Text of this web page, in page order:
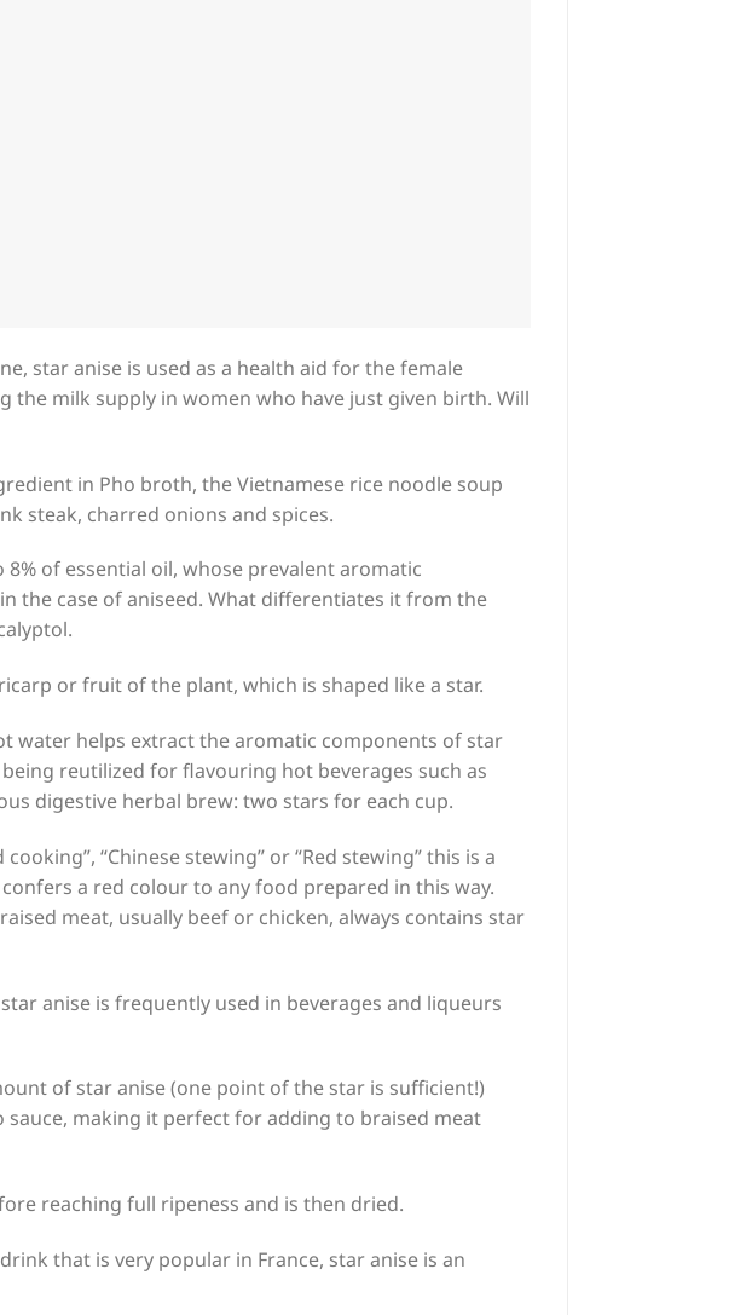
star anise is used as a health aid for the female
the milk supply in women who have just given birth. Will
in Pho broth, the Vietnamese rice noodle soup
steak, charred onions and spices.
of essential oil, whose prevalent aromatic
the case of aniseed. What differentiates it from the
or fruit of the plant, which is shaped like a star.
water helps extract the aromatic components of star
reutilized for flavouring hot beverages such as
digestive herbal brew: two stars for each cup.
“Chinese stewing” or “Red stewing” this is a
a red colour to any food prepared in this way.
meat, usually beef or chicken, always contains star
anise is frequently used in beverages and liqueurs
of star anise (one point of the star is sufficient!)
sauce, making it perfect for adding to braised meat
reaching full ripeness and is then dried.
that is very popular in France, star anise is an